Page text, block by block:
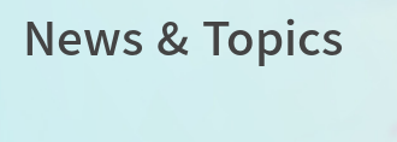
News & Topics